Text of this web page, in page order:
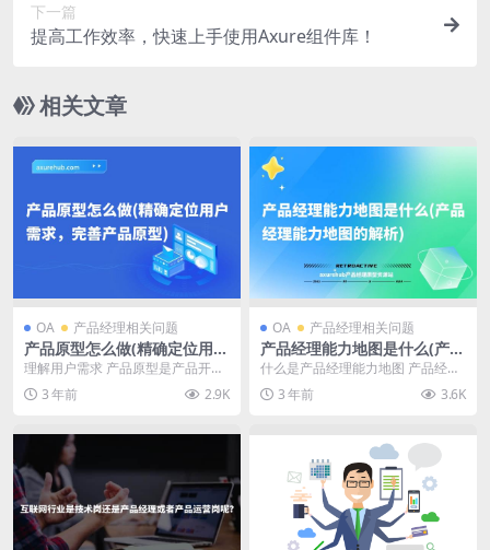
下一篇
提高工作效率，快速上手使用Axure组件库！
相关文章
OA 产品经理相关问题
产品原型怎么做(精确定位用户
需求，完善产品原型)
理解用户需求 产品原型是产品开发
过程中的重要一环，它能帮助产品
团队更好地理解用户...
3 年前 2.9K
OA 产品经理相关问题
产品经理能力地图是什么(产品
经理能力地图的解析)
什么是产品经理能力地图 产品经理
能力地图是指产品经理在职业发展
中需要掌握的一系列...
3 年前 3.6K